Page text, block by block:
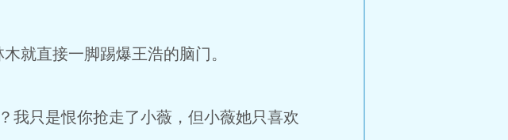
就直接一脚踢爆王浩的脑门。
我只是恨你抢走了小薇，但小薇她只喜欢